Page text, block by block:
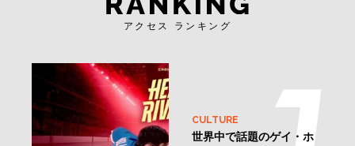
アクセス ランキング
CULTURE
世界中で話題のゲイ・ホ